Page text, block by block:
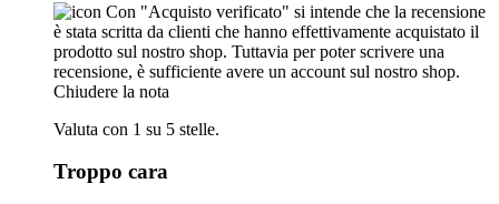
Con "Acquisto verificato" si intende che la recensione
è stata scritta da clienti che hanno effettivamente acquistato il
prodotto sul nostro shop. Tuttavia per poter scrivere una
recensione, è sufficiente avere un account sul nostro shop.
Chiudere la nota
Valuta con 1 su 5 stelle.
Troppo cara